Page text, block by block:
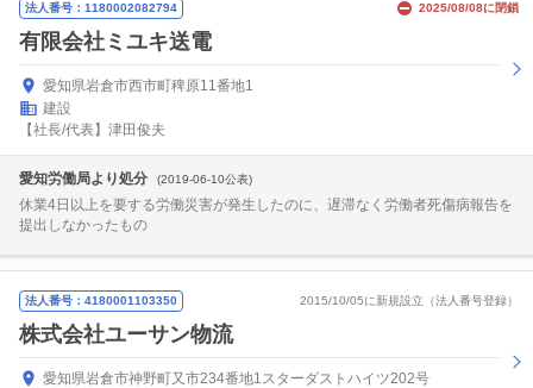
法人番号：1180002082794 2025/08/08に閉鎖
有限会社ミユキ送電
愛知県岩倉市西市町稗原11番地1
建設
【社長/代表】津田俊夫
愛知労働局より処分 (2019-06-10公表)
休業4日以上を要する労働災害が発生したのに、遅滞なく労働者死傷病報告を
提出しなかったもの
法人番号：4180001103350 2015/10/05に新規設立（法人番号登録）
株式会社ユーサン物流
愛知県岩倉市神野町又市234番地1スターダストハイツ202号